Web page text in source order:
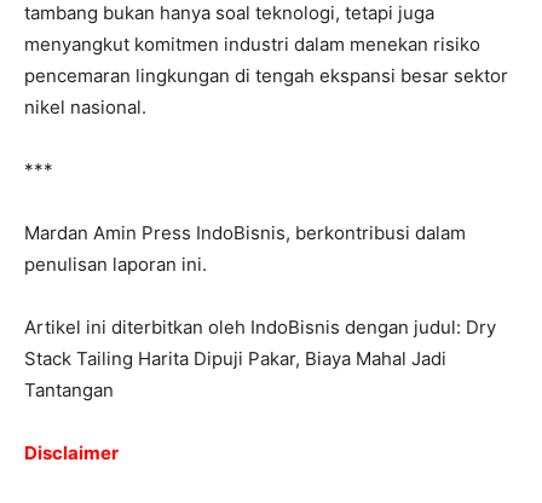
tambang bukan hanya soal teknologi, tetapi juga
menyangkut komitmen industri dalam menekan risiko
pencemaran lingkungan di tengah ekspansi besar sektor
nikel nasional.
***
Mardan Amin Press IndoBisnis, berkontribusi dalam
penulisan laporan ini.
Artikel ini diterbitkan oleh IndoBisnis dengan judul: Dry
Stack Tailing Harita Dipuji Pakar, Biaya Mahal Jadi
Tantangan
Disclaimer